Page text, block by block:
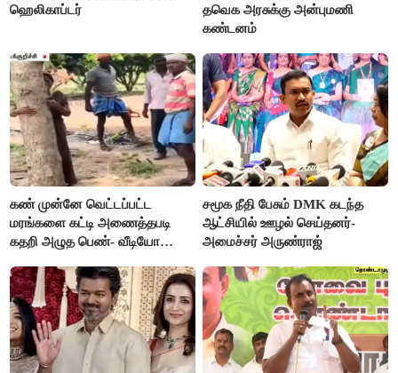
ஹெலிகாப்டர்
தவெக அரசுக்கு அன்புமணி
கண்டனம்
கண் முன்னே வெட்டப்பட்ட
மரங்களை கட்டி அணைத்தபடி
கதறி அழுத பெண்- வீடியோ
சமூக நீதி பேசும் DMK கடந்த
ஆட்சியில் ஊழல் செய்தனர்-
அமைச்சர் அருண்ராஜ்